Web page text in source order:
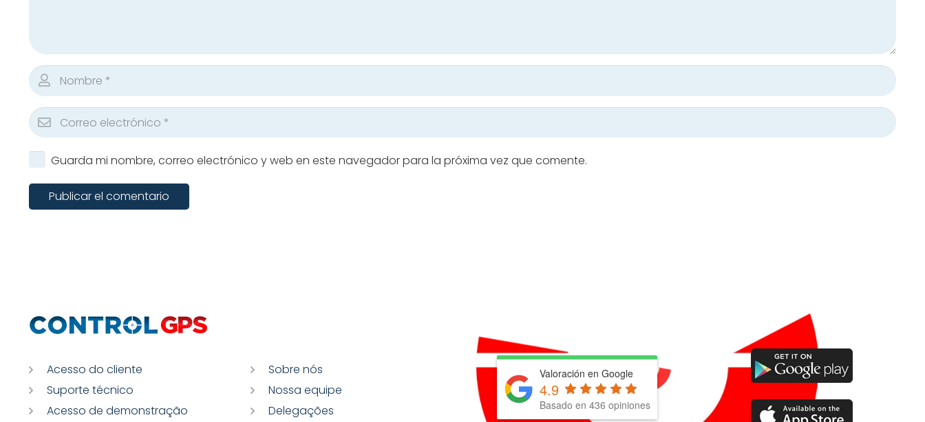
Guarda mi nombre, correo electrónico y web en este navegador para la próxima vez que comente.
Publicar el comentario
Acesso do cliente
Suporte técnico
Acesso de demonstração
Sobre nós
Nossa equipe
Delegações
Valoración en Google
4.9
Basado en 436 opiniones